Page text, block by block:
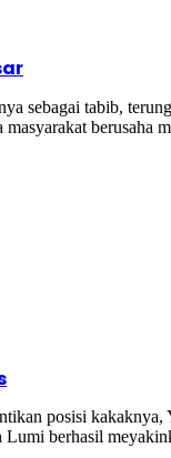
sebagai tabib,
posisi
berhasil